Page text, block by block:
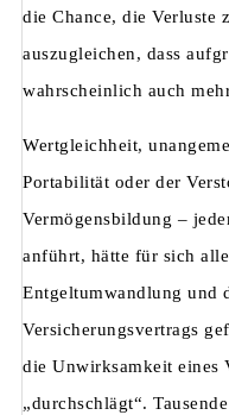
die Chance, die Verluste
auszugleichen, dass
wahrscheinlich auch
Wertgleichheit,
Portabilität oder der
Vermögensbildung –
anführt, hätte für sich
Entgeltumwandlung und
Versicherungsvertrags
die Unwirksamkeit eines
„durchschlägt“.